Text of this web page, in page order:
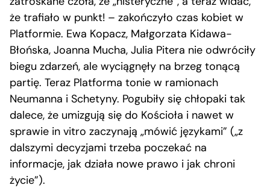
że trafiało w punkt! – zakończyło czas kobiet w
Platformie. Ewa Kopacz, Małgorzata Kidawa-
Błońska, Joanna Mucha, Julia Pitera nie odwróciły
biegu zdarzeń, ale wyciągnęły na brzeg tonącą
partię. Teraz Platforma tonie w ramionach
Neumanna i Schetyny. Pogubiły się chłopaki tak
dalece, że umizgują się do Kościoła i nawet w
sprawie in vitro zaczynają „mówić językami” („z
dalszymi decyzjami trzeba poczekać na
informacje, jak działa nowe prawo i jak chroni
życie”).